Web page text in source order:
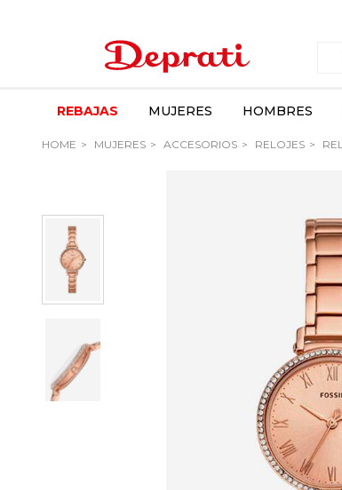
REBAJAS MUJERES HOMBRES
HOME MUJERES ACCESORIOS RELOJES